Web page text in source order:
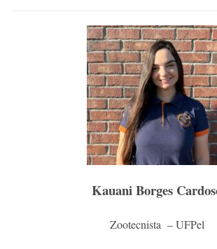
Kauani Borges
Zootecnista – UFPel